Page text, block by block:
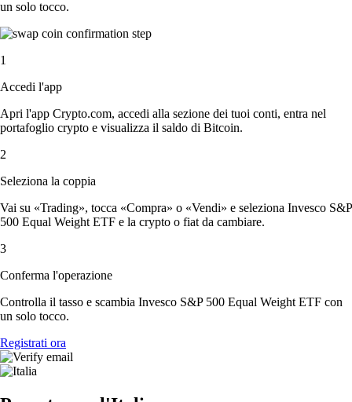
un solo tocco.
1
Accedi l'app
Apri l'app Crypto.com, accedi alla sezione dei tuoi conti, entra nel
portafoglio crypto e visualizza il saldo di Bitcoin.
2
Seleziona la coppia
Vai su «Trading», tocca «Compra» o «Vendi» e seleziona Invesco S&P
500 Equal Weight ETF e la crypto o fiat da cambiare.
3
Conferma l'operazione
Controlla il tasso e scambia Invesco S&P 500 Equal Weight ETF con
un solo tocco.
Registrati ora